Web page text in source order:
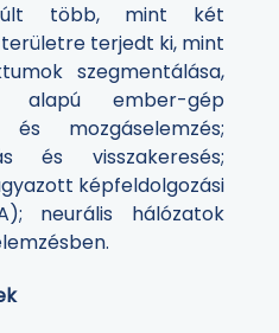
több, mint két
terjedt ki, mint
szegmentálása,
alapú ember-gép
mozgáselemzés;
és visszakeresés;
képfeldolgozási
neurális hálózatok